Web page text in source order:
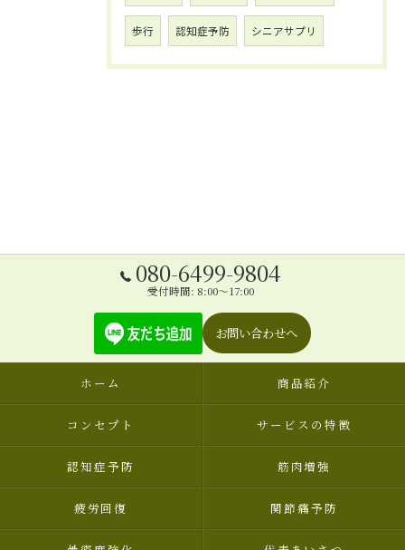
歩行 認知症予防 シニアサプリ
080-6499-9804
受付時間: 8:00～17:00
お問い合わせへ
ホーム 商品紹介
コンセプト サービスの特徴
認知症予防 筋肉増強
疲労回復 関節痛予防